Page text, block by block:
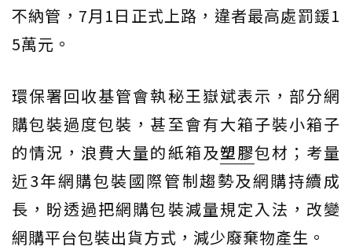
不納管，7月1日正式上路，違者最高處罰鍰1
5萬元。
環保署回收基管會執秘王嶽斌表示，部分網
購包裝過度包裝，甚至會有大箱子裝小箱子
的情況，浪費大量的紙箱及塑膠包材；考量
近3年網購包裝國際管制趨勢及網購持續成
長，盼透過把網購包裝減量規定入法，改變
網購平台包裝出貨方式，減少廢棄物產生。